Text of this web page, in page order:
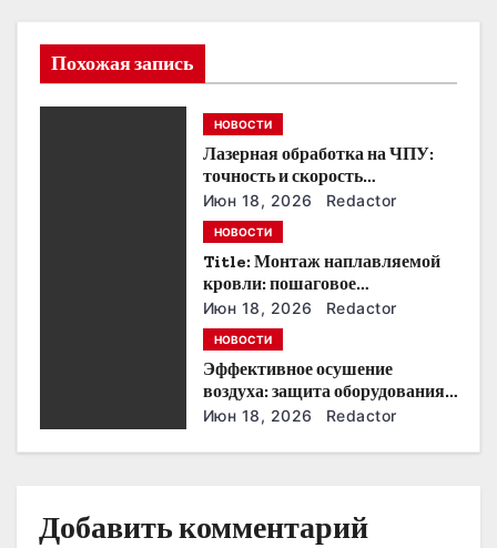
я
п
м
Похожая запись
НОВОСТИ
Лазерная обработка на ЧПУ:
точность и скорость
производства
Июн 18, 2026 Redactor
НОВОСТИ
Title: Монтаж наплавляемой
кровли: пошаговое
руководство и советы
Июн 18, 2026 Redactor
НОВОСТИ
Эффективное осушение
воздуха: защита оборудования
и производства
Июн 18, 2026 Redactor
Добавить комментарий